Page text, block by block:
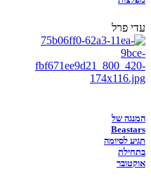
עדי פרל
המנגה של
Beastars
תגיע לסיומה
בתחילת
אוקטובר